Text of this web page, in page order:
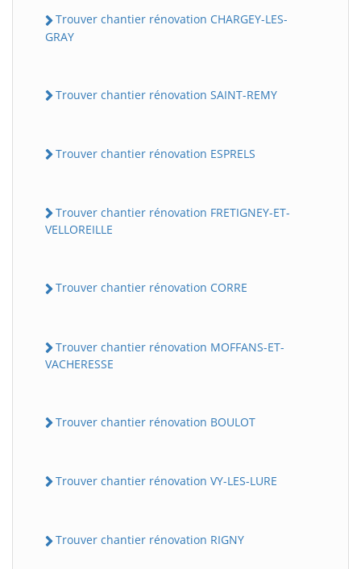
Trouver chantier rénovation CHARGEY-LES-
GRAY
Trouver chantier rénovation SAINT-REMY
Trouver chantier rénovation ESPRELS
Trouver chantier rénovation FRETIGNEY-ET-
VELLOREILLE
Trouver chantier rénovation CORRE
Trouver chantier rénovation MOFFANS-ET-
VACHERESSE
Trouver chantier rénovation BOULOT
Trouver chantier rénovation VY-LES-LURE
Trouver chantier rénovation RIGNY